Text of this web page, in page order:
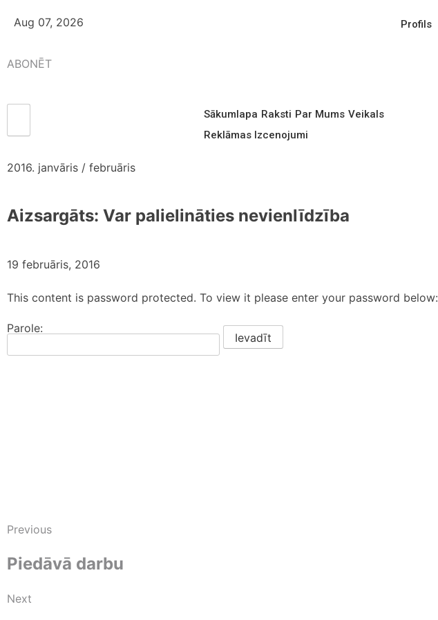
Aug 07, 2026 Profils
ABONĒT
Sākumlapa Raksti Par Mums Veikals
Reklāmas Izcenojumi
2016. janvāris / februāris
Aizsargāts: Var palielināties nevienlīdzība
19 februāris, 2016
This content is password protected. To view it please enter your password below:
Parole:
Previous
Piedāvā darbu
Next